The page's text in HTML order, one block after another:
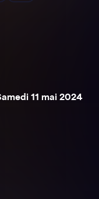
11 mai 2024